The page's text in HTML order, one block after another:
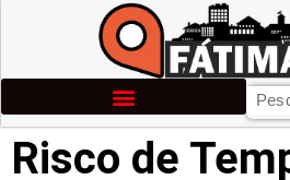
Risco de